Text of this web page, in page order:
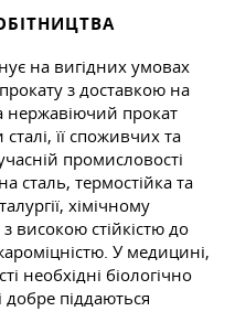
на вигідних умовах
з доставкою на
нержавіючий прокат
її споживчих та
промисловості
сталь, термостійка та
хімічному
високою стійкістю до
У медицині,
необхідні біологічно
добре піддаються